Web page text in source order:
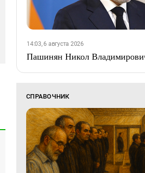
14:03, 6 августа 2026
Пашинян Никол
СПРАВОЧНИК